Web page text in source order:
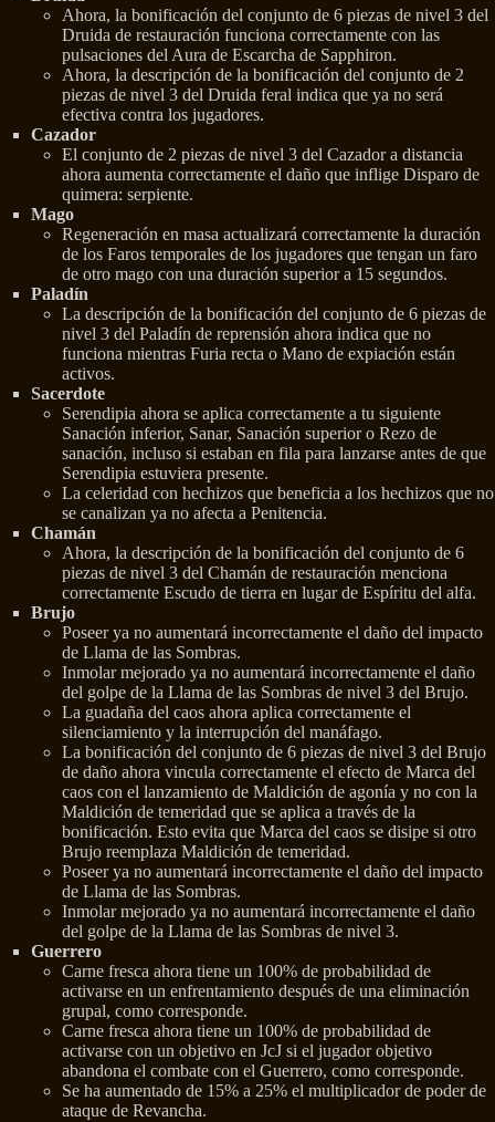
Ahora, la bonificación del conjunto de 6 piezas de nivel 3 del
Druida de restauración funciona correctamente con las
pulsaciones del Aura de Escarcha de Sapphiron.
Ahora, la descripción de la bonificación del conjunto de 2
piezas de nivel 3 del Druida feral indica que ya no será
efectiva contra los jugadores.
Cazador
El conjunto de 2 piezas de nivel 3 del Cazador a distancia
ahora aumenta correctamente el daño que inflige Disparo de
quimera: serpiente.
Mago
Regeneración en masa actualizará correctamente la duración
de los Faros temporales de los jugadores que tengan un faro
de otro mago con una duración superior a 15 segundos.
Paladín
La descripción de la bonificación del conjunto de 6 piezas de
nivel 3 del Paladín de reprensión ahora indica que no
funciona mientras Furia recta o Mano de expiación están
activos.
Sacerdote
Serendipia ahora se aplica correctamente a tu siguiente
Sanación inferior, Sanar, Sanación superior o Rezo de
sanación, incluso si estaban en fila para lanzarse antes de que
Serendipia estuviera presente.
La celeridad con hechizos que beneficia a los hechizos que no
se canalizan ya no afecta a Penitencia.
Chamán
Ahora, la descripción de la bonificación del conjunto de 6
piezas de nivel 3 del Chamán de restauración menciona
correctamente Escudo de tierra en lugar de Espíritu del alfa.
Brujo
Poseer ya no aumentará incorrectamente el daño del impacto
de Llama de las Sombras.
Inmolar mejorado ya no aumentará incorrectamente el daño
del golpe de la Llama de las Sombras de nivel 3 del Brujo.
La guadaña del caos ahora aplica correctamente el
silenciamiento y la interrupción del manáfago.
La bonificación del conjunto de 6 piezas de nivel 3 del Brujo
de daño ahora vincula correctamente el efecto de Marca del
caos con el lanzamiento de Maldición de agonía y no con la
Maldición de temeridad que se aplica a través de la
bonificación. Esto evita que Marca del caos se disipe si otro
Brujo reemplaza Maldición de temeridad.
Poseer ya no aumentará incorrectamente el daño del impacto
de Llama de las Sombras.
Inmolar mejorado ya no aumentará incorrectamente el daño
del golpe de la Llama de las Sombras de nivel 3.
Guerrero
Carne fresca ahora tiene un 100% de probabilidad de
activarse en un enfrentamiento después de una eliminación
grupal, como corresponde.
Carne fresca ahora tiene un 100% de probabilidad de
activarse con un objetivo en JcJ si el jugador objetivo
abandona el combate con el Guerrero, como corresponde.
Se ha aumentado de 15% a 25% el multiplicador de poder de
ataque de Revancha.